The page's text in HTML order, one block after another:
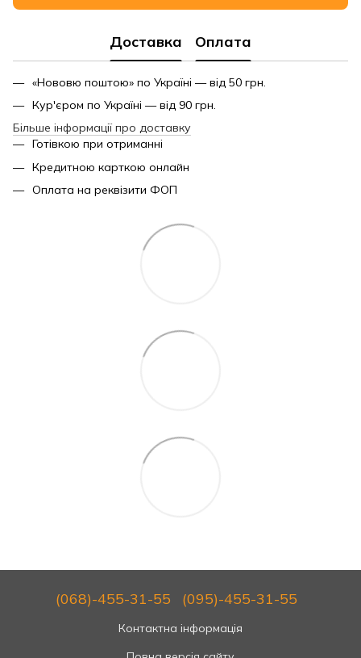
Доставка Оплата
«Нововю поштою» по Україні — від 50 грн.
Кур'єром по Україні — від 90 грн.
Більше інформації про доставку
Готівкою при отриманні
Кредитною карткою онлайн
Оплата на реквізити ФОП
(068)-455-31-55 (095)-455-31-55
Контактна інформація